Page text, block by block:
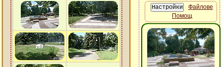
Файлове
Помощ